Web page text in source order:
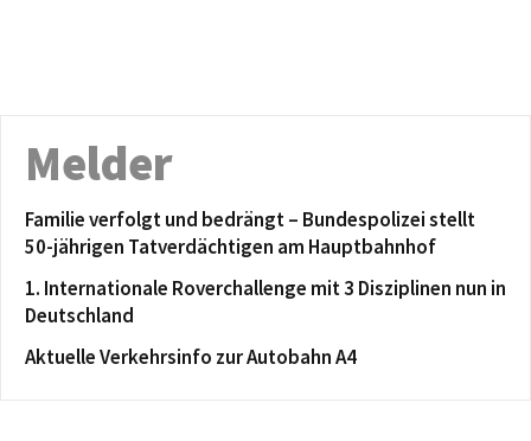
Melder
Familie verfolgt und bedrängt – Bundespolizei stellt
50-jährigen Tatverdächtigen am Hauptbahnhof
1. Internationale Roverchallenge mit 3 Disziplinen nun in
Deutschland
Aktuelle Verkehrsinfo zur Autobahn A4